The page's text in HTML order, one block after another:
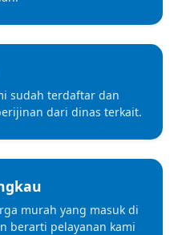
sudah terdaftar dan
dari dinas terkait.
murah yang masuk di
berarti pelayanan kami